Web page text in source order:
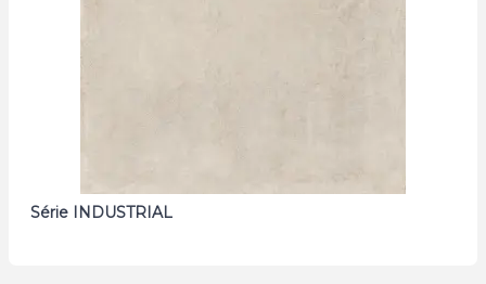
Série INDUSTRIAL